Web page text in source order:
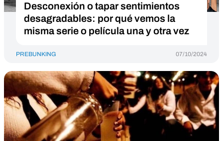
Desconexión o tapar sentimientos
desagradables: por qué vemos la
misma serie o película una y otra vez
PREBUNKING 07/10/2024